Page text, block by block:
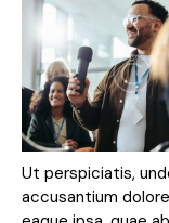
Ut perspiciatis,
accusantium